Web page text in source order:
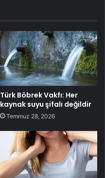
Türk Böbrek Vakfı: Her
kaynak suyu şifalı değildir
Temmuz 28, 2026